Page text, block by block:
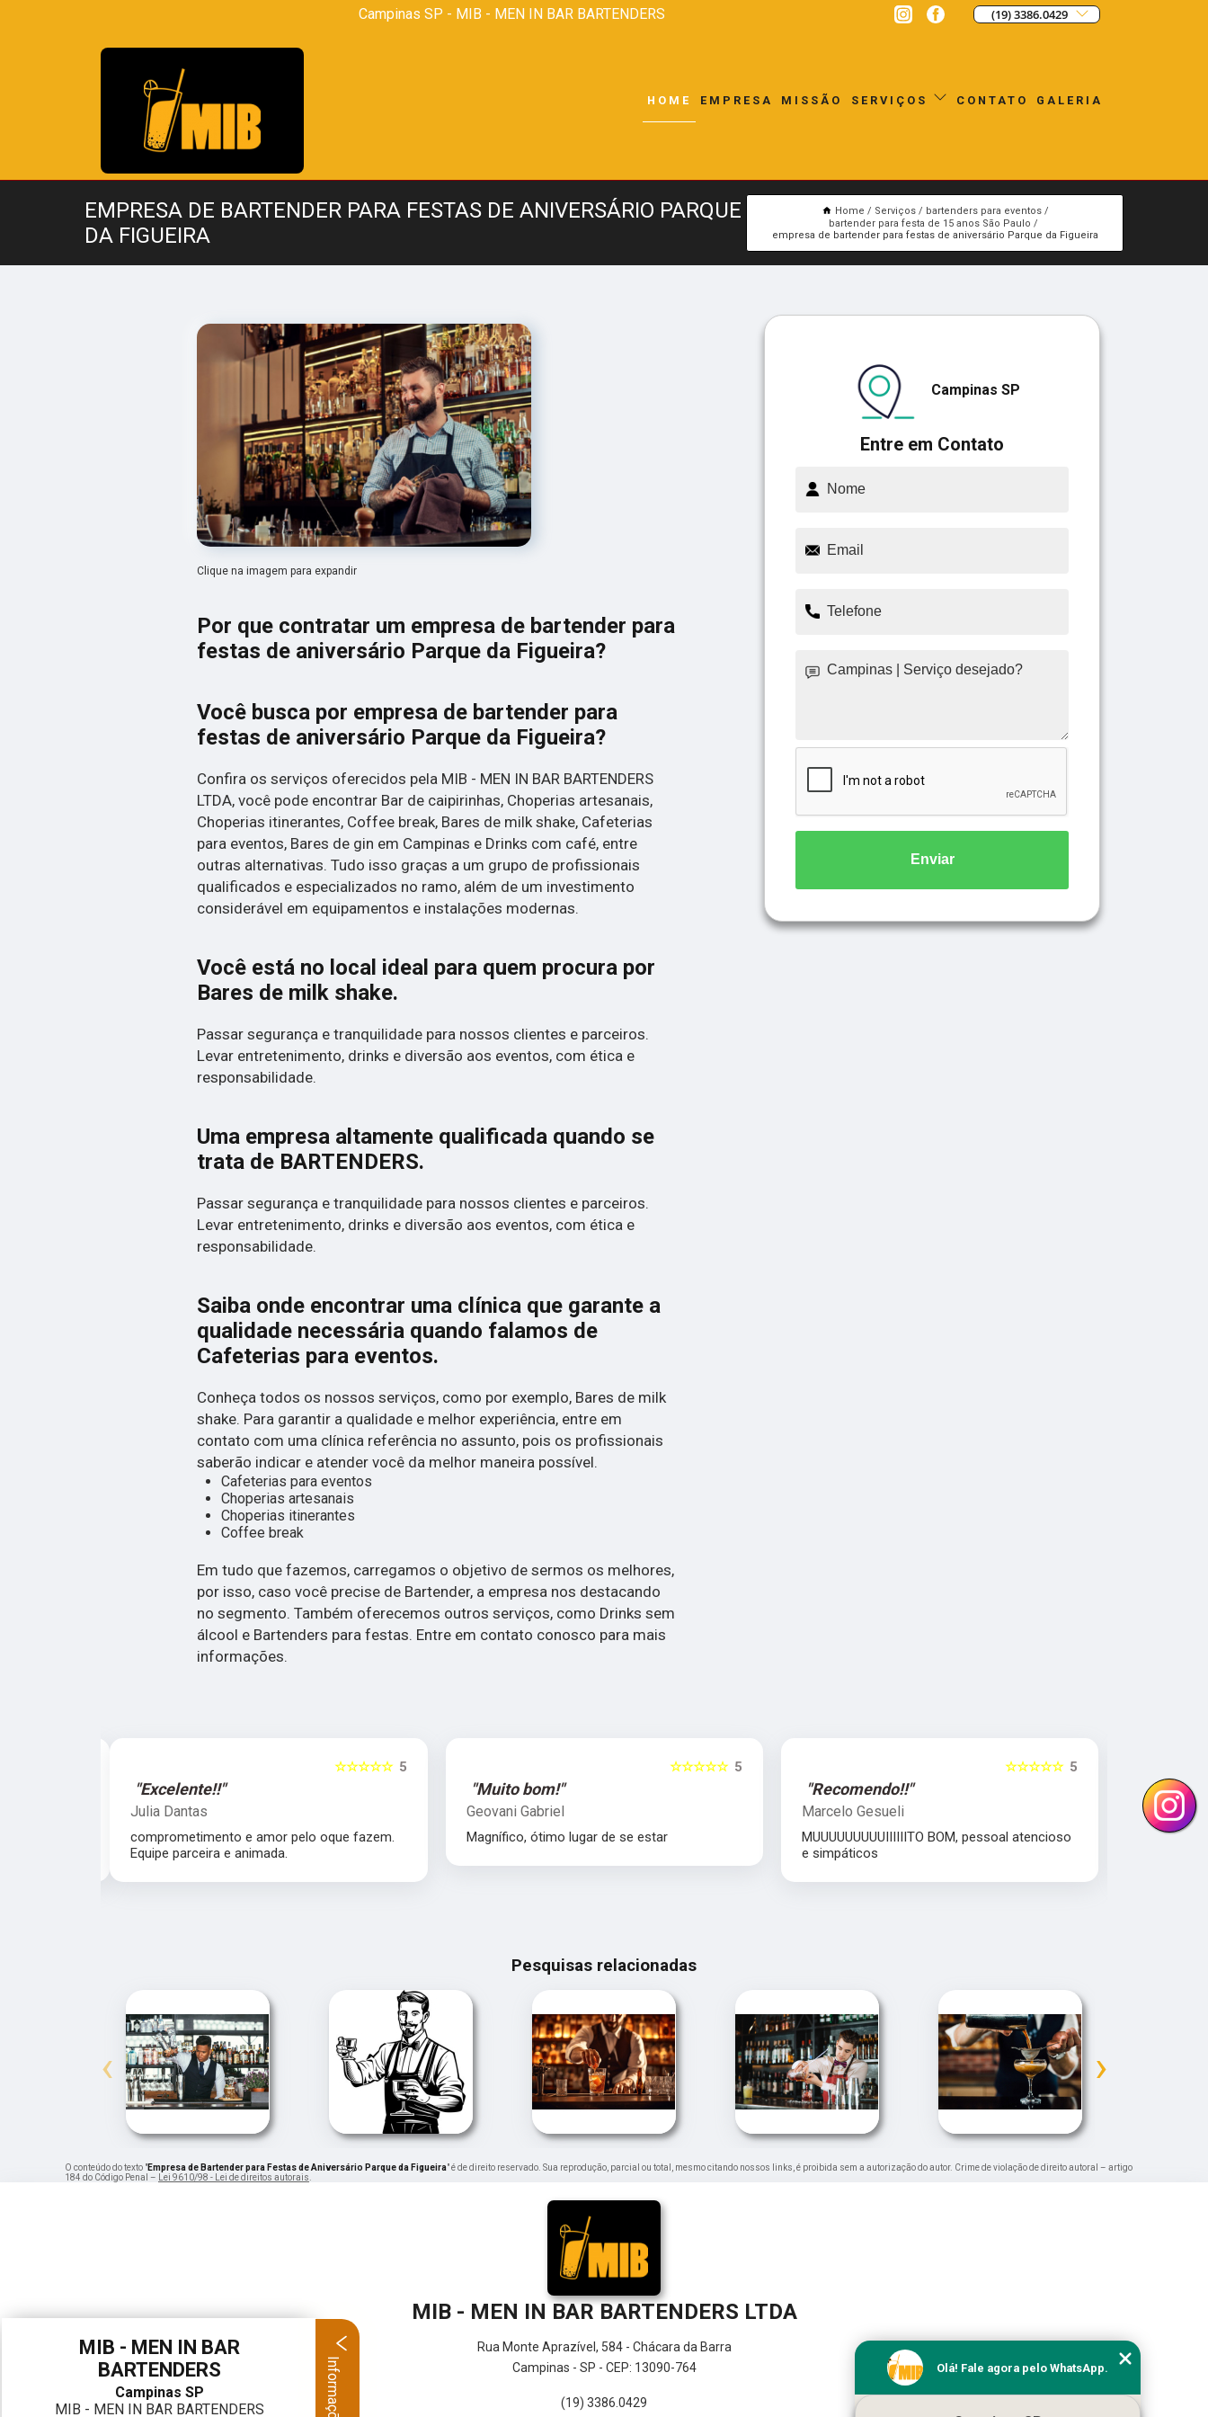
Campinas SP - MIB - MEN IN BAR BARTENDERS (19) 3386.0429
HOME EMPRESA MISSÃO SERVIÇOS CONTATO GALERIA
EMPRESA DE BARTENDER PARA FESTAS DE ANIVERSÁRIO PARQUE
DA FIGUEIRA
Home Serviços
bartenders para eventos
bartender para festa de 15 anos São Paulo
empresa de bartender para festas de aniversário Parque da Figueira
Clique na imagem para expandir
Por que contratar um empresa de bartender para
festas de aniversário Parque da Figueira?
Você busca por empresa de bartender para
festas de aniversário Parque da Figueira?
Confira os serviços oferecidos pela MIB - MEN IN BAR BARTENDERS
LTDA, você pode encontrar Bar de caipirinhas, Choperias artesanais,
Choperias itinerantes, Coffee break, Bares de milk shake, Cafeterias
para eventos, Bares de gin em Campinas e Drinks com café, entre
outras alternativas. Tudo isso graças a um grupo de profissionais
qualificados e especializados no ramo, além de um investimento
considerável em equipamentos e instalações modernas.
Você está no local ideal para quem procura por
Bares de milk shake.
Passar segurança e tranquilidade para nossos clientes e parceiros.
Levar entretenimento, drinks e diversão aos eventos, com ética e
responsabilidade.
Uma empresa altamente qualificada quando se
trata de BARTENDERS.
Passar segurança e tranquilidade para nossos clientes e parceiros.
Levar entretenimento, drinks e diversão aos eventos, com ética e
responsabilidade.
Saiba onde encontrar uma clínica que garante a
qualidade necessária quando falamos de
Cafeterias para eventos.
Conheça todos os nossos serviços, como por exemplo, Bares de milk
shake. Para garantir a qualidade e melhor experiência, entre em
contato com uma clínica referência no assunto, pois os profissionais
saberão indicar e atender você da melhor maneira possível.
Cafeterias para eventos
Choperias artesanais
Choperias itinerantes
Coffee break
Em tudo que fazemos, carregamos o objetivo de sermos os melhores,
por isso, caso você precise de Bartender, a empresa nos destacando
no segmento. Também oferecemos outros serviços, como Drinks sem
álcool e Bartenders para festas. Entre em contato conosco para mais
informações.
Entre em Contato
Campinas SP
Enviar
5
☆☆☆☆☆
"Excelente!!"
Julia Dantas
comprometimento e amor pelo oque fazem.
Equipe parceira e animada.
5
☆☆☆☆☆
"Muito bom!"
Geovani Gabriel
Magnífico, ótimo lugar de se estar
5
☆☆☆☆☆
"Recomendo!!"
Marcelo Gesueli
MUUUUUUUUUIIIIIITO BOM, pessoal atencioso
e simpáticos
Julia
Pesquisas relacionadas
‹ ›
O conteúdo do texto "Empresa de Bartender para Festas de Aniversário Parque da Figueira" é de direito reservado. Sua reprodução, parcial ou total, mesmo citando nossos links, é proibida sem a autorização do autor. Crime de violação de direito autoral – artigo
184 do Código Penal – Lei 9610/98 - Lei de direitos autorais.
MIB - MEN IN BAR BARTENDERS LTDA
Rua Monte Aprazível, 584 - Chácara da Barra
Campinas - SP - CEP: 13090-764
(19) 3386.0429
Olá! Fale agora pelo WhatsApp.
MIB - MEN IN BAR
BARTENDERS
Campinas SP
MIB - MEN IN BAR BARTENDERS
Informações